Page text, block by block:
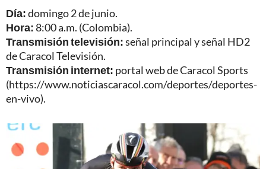
Día:domingo 2 de junio.
Hora:8:00 a.m. (Colombia).
Transmisión televisión:señal principal y señal HD2
de Caracol Televisión.
Transmisión internet: portal web de Caracol Sports
(https://www.noticiascaracol.com/deportes/deportes-
en-vivo).